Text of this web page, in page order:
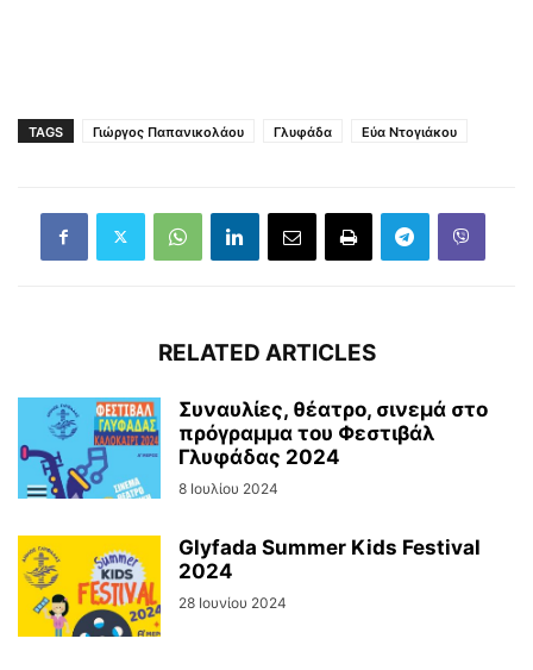
TAGS Γιώργος Παπανικολάου Γλυφάδα Εύα Ντογιάκου
RELATED ARTICLES
Συναυλίες, θέατρο, σινεμά στο
πρόγραμμα του Φεστιβάλ
Γλυφάδας 2024
8 Ιουλίου 2024
Glyfada Summer Kids Festival
2024
28 Ιουνίου 2024